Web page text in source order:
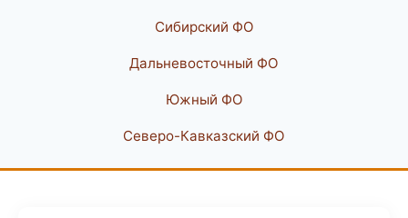
Сибирский ФО
Дальневосточный ФО
Южный ФО
Северо-Кавказский ФО